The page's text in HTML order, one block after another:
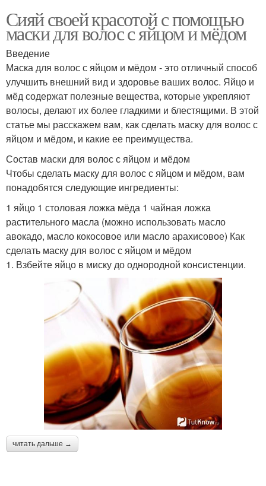
Сияй своей красотой с помощью
маски для волос с яйцом и мёдом
Введение
Маска для волос с яйцом и мёдом - это отличный способ
улучшить внешний вид и здоровье ваших волос. Яйцо и
мёд содержат полезные вещества, которые укрепляют
волосы, делают их более гладкими и блестящими. В этой
статье мы расскажем вам, как сделать маску для волос с
яйцом и мёдом, и какие ее преимущества.
Состав маски для волос с яйцом и мёдом
Чтобы сделать маску для волос с яйцом и мёдом, вам
понадобятся следующие ингредиенты:
1 яйцо 1 столовая ложка мёда 1 чайная ложка
растительного масла (можно использовать масло
авокадо, масло кокосовое или масло арахисовое) Как
сделать маску для волос с яйцом и мёдом
1. Взбейте яйцо в миску до однородной консистенции.
читать дальше →